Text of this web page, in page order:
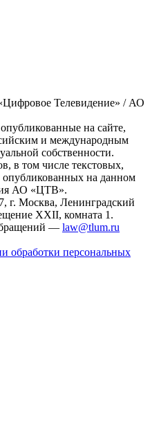
Телевидение» / АО
на сайте,
и международным
собственности.
в том числе текстовых,
опубликованных на данном
АО «ЦТВ».
г. Москва, Ленинградский
XXII, комната 1.
— law@tlum.ru
обработки персональных